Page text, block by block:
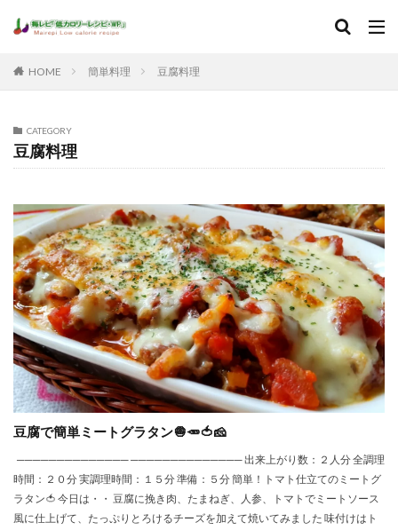
HOME 簡単料理 豆腐料理
CATEGORY
豆腐料理
豆腐で簡単ミートグラタン🧅🥕🍅🧀
────────────── ────────────── 出来上がり数：２人分 全調理
時間：２０分 実調理時間：１５分 準備：５分 簡単！トマト仕立てのミートグ
ラタン🍅 今日は・・ 豆腐に挽き肉、たまねぎ、人参、トマトでミートソース
風に仕上げて、たっぷりとろけるチーズを加えて焼いてみました 味付けはト